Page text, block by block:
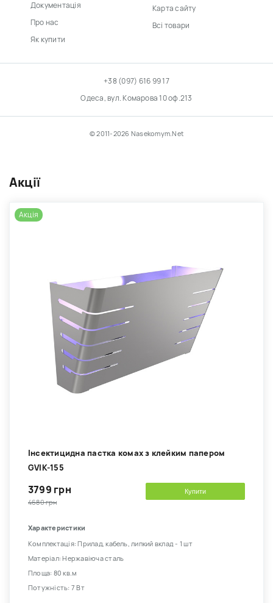
Акції
Акція
Інсектицидна пастка комах з клейким папером
GVIK-155
3799 грн
4680 грн
Купити
Характеристики
Комплектація: Прилад, кабель, липкий вклад - 1 шт
Матеріал: Нержавіюча сталь
Площа: 80 кв.м
Потужність: 7 Вт
Документація
Про нас
Як купити
Карта сайту
Всі товари
+38 (097) 616 99 17
Одеса, вул. Комарова 10 оф.213
© 2011-2026 Nasekomym.Net